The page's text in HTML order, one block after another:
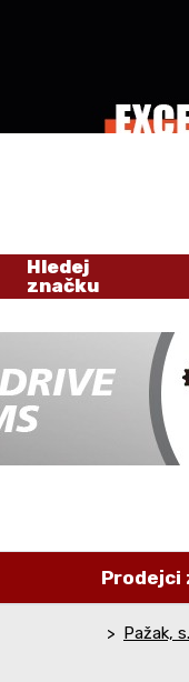
Hledej
značku
Prodejci
Pažak,